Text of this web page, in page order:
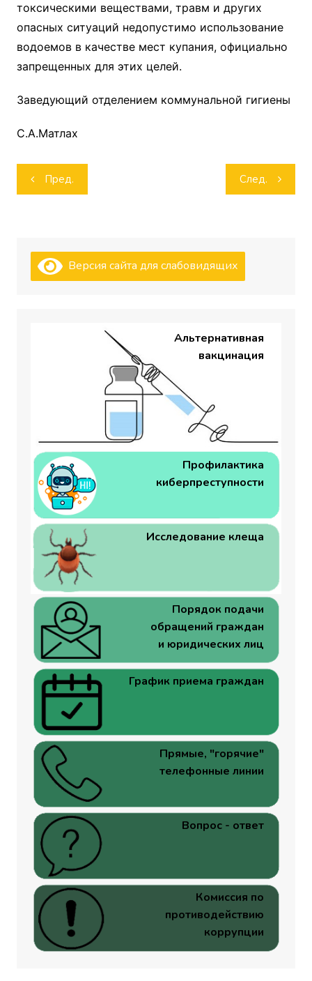
токсическими веществами, травм и других
опасных ситуаций недопустимо использование
водоемов в качестве мест купания, официально
запрещенных для этих целей.
Заведующий отделением коммунальной гигиены
С.А.Матлах
Навигация
по
Пред. След.
Версия сайта для слабовидящих
Альтернативная
вакцинация
Профилактика
киберпреступности
Исследование клеща
Порядок подачи
обращений граждан
и юридических лиц
График приема граждан
Прямые, "горячие"
телефонные линии
Вопрос - ответ
Комиссия по
противодействию
коррупции